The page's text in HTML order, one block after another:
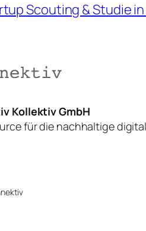
Scouting & Studie in
Kollektiv GmbH
für die nachhaltige